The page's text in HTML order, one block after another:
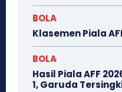
BOLA
Klasemen Piala
BOLA
Hasil Piala AFF
1, Garuda